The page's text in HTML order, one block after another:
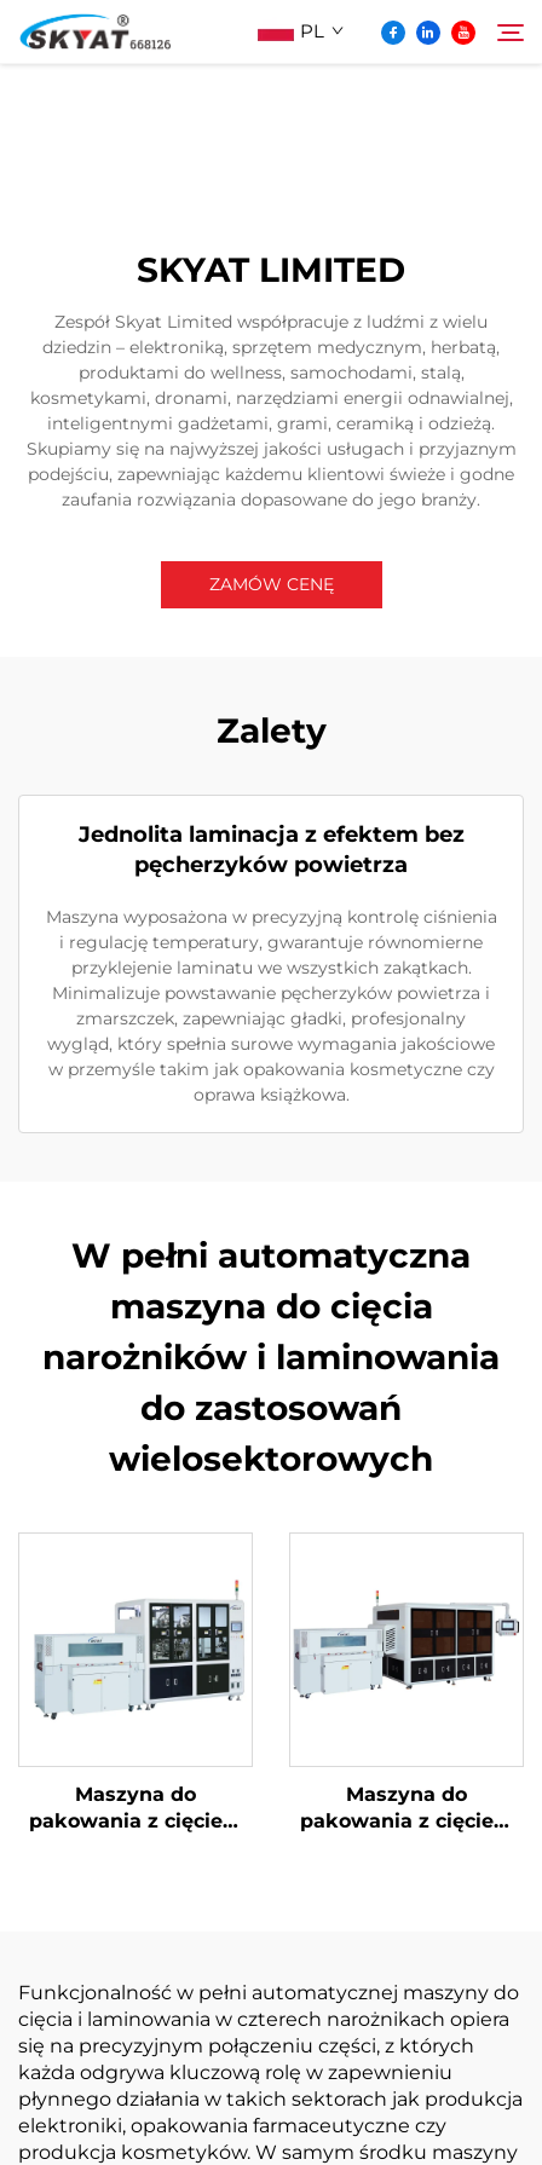
PL
Wideo I Zastosowanie
Projektowanie
Skontaktuj się z nami
SKYAT LIMITED
Zespół Skyat Limited współpracuje z ludźmi z wielu
dziedzin – elektroniką, sprzętem medycznym, herbatą,
produktami do wellness, samochodami, stalą,
kosmetykami, dronami, narzędziami energii odnawialnej,
inteligentnymi gadżetami, grami, ceramiką i odzieżą.
Skupiamy się na najwyższej jakości usługach i przyjaznym
podejściu, zapewniając każdemu klientowi świeże i godne
zaufania rozwiązania dopasowane do jego branży.
ZAMÓW CENĘ
Zalety
Jednolita laminacja z efektem bez
pęcherzyków powietrza
Maszyna wyposażona w precyzyjną kontrolę ciśnienia
i regulację temperatury, gwarantuje równomierne
przyklejenie laminatu we wszystkich zakątkach.
Minimalizuje powstawanie pęcherzyków powietrza i
zmarszczek, zapewniając gładki, profesjonalny
wygląd, który spełnia surowe wymagania jakościowe
w przemyśle takim jak opakowania kosmetyczne czy
oprawa książkowa.
W pełni automatyczna
maszyna do cięcia
narożników i laminowania
do zastosowań
wielosektorowych
Maszyna do
pakowania z cięciem
Maszyna do
pakowania z cięciem
Funkcjonalność w pełni automatycznej maszyny do
cięcia i laminowania w czterech narożnikach opiera
się na precyzyjnym połączeniu części, z których
każda odgrywa kluczową rolę w zapewnieniu
płynnego działania w takich sektorach jak produkcja
elektroniki, opakowania farmaceutyczne czy
produkcja kosmetyków. W samym środku maszyny